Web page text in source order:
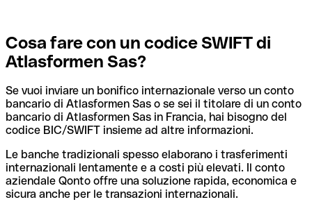
Cosa fare con un codice SWIFT di
Atlasformen Sas?
Se vuoi inviare un bonifico internazionale verso un conto
bancario di Atlasformen Sas o se sei il titolare di un conto
bancario di Atlasformen Sas in Francia, hai bisogno del
codice BIC/SWIFT insieme ad altre informazioni.
Le banche tradizionali spesso elaborano i trasferimenti
internazionali lentamente e a costi più elevati. Il conto
aziendale Qonto offre una soluzione rapida, economica e
sicura anche per le transazioni internazionali.